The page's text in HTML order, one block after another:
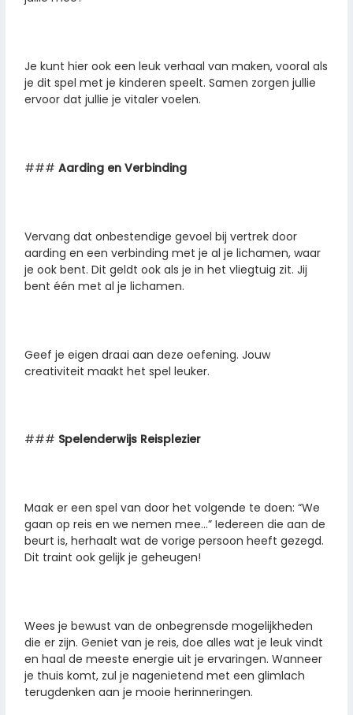
Je kunt hier ook een leuk verhaal van maken, vooral als
je dit spel met je kinderen speelt. Samen zorgen jullie
ervoor dat jullie je vitaler voelen.
###Aarding en Verbinding
Vervang dat onbestendige gevoel bij vertrek door
aarding en een verbinding met je al je lichamen, waar
je ook bent. Dit geldt ook als je in het vliegtuig zit. Jij
bent één met al je lichamen.
Geef je eigen draai aan deze oefening. Jouw
creativiteit maakt het spel leuker.
### Spelenderwijs Reisplezier
Maak er een spel van door het volgende te doen: “We
gaan op reis en we nemen mee…” Iedereen die aan de
beurt is, herhaalt wat de vorige persoon heeft gezegd.
Dit traint ook gelijk je geheugen!
Wees je bewust van de onbegrensde mogelijkheden
die er zijn. Geniet van je reis, doe alles wat je leuk vindt
en haal de meeste energie uit je ervaringen. Wanneer
je thuis komt, zul je nagenietend met een glimlach
terugdenken aan je mooie herinneringen.